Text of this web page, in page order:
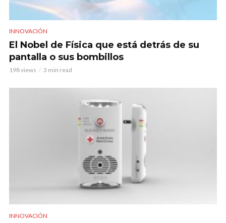
INNOVACIÓN
El Nobel de Física que está detrás de su
pantalla o sus bombillos
198 views 3 min read
INNOVACIÓN